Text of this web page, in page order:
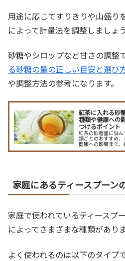
用途に応じてすりきりや山盛り
によって計量法を調整しましょう
砂糖やシロップなど甘さの調整
る砂糖の量の正しい目安と選び
や調整方法の参考になります。
紅茶に入れる砂
種類や健康への
つけるポイント
紅茶の砂糖量に悩
類ごとのおすすめ、
健康への影響まで
糖量の決め方やコ
家庭にあるティースプーン
家庭で使われているティースプ
によってさまざまな種類がありま
よく使われるのは以下のタイプで